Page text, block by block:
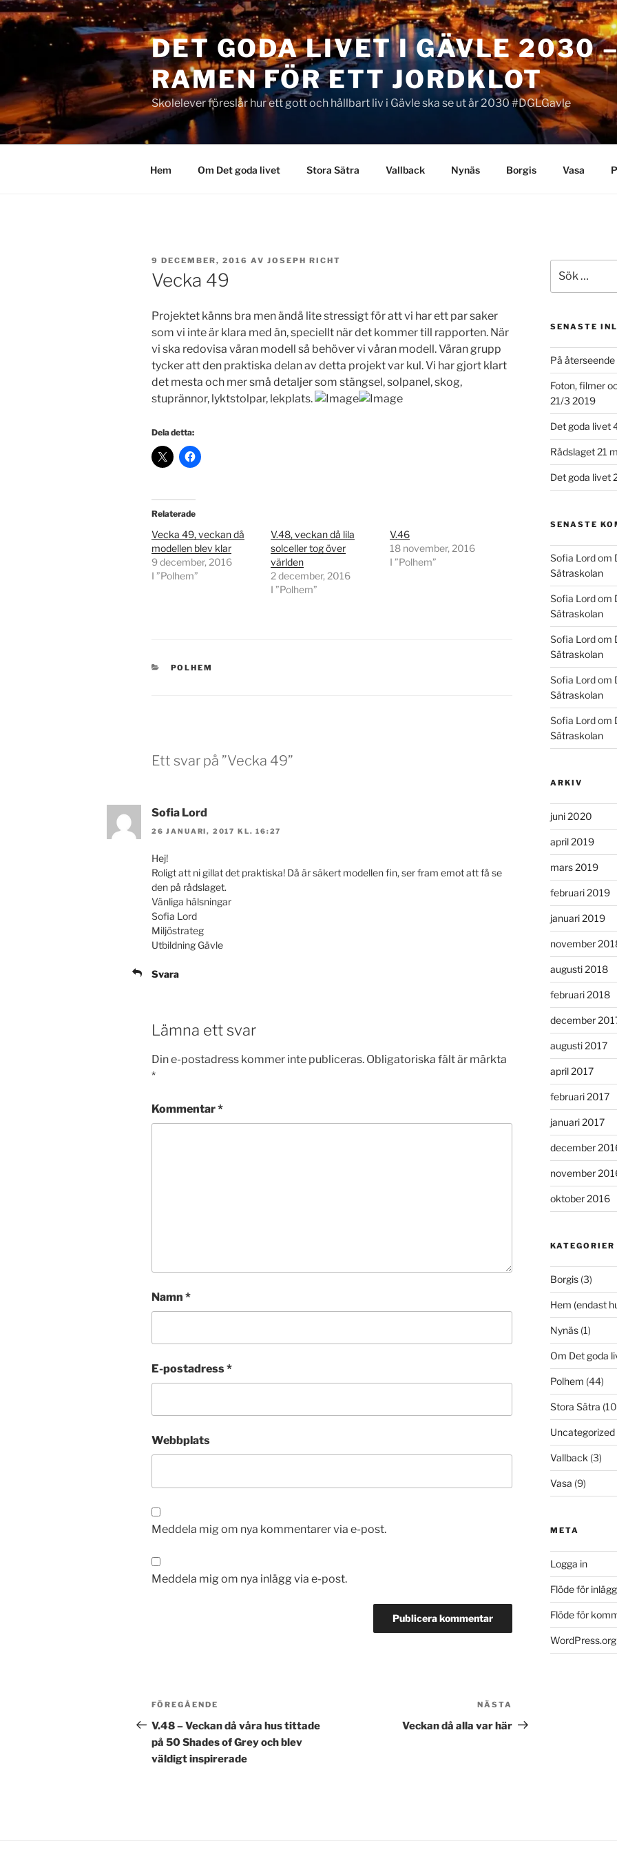
Hoppa
till
DET GODA LIVET I GÄVLE 2030
RAMEN FÖR ETT JORDKLOT
Skolelever föreslår hur ett gott och hållbart liv i Gävle ska se ut år 2030 #DGLGavle
Hem Om Det goda livet Stora Sätra Vallback Nynäs Borgis Vasa
PUBLICERAT
9 DECEMBER, 2016 AV JOSEPH RICHT
Vecka 49
Projektet känns bra men ändå lite stressigt för att vi har ett par saker
som vi inte är klara med än, speciellt när det kommer till rapporten. När
vi ska redovisa våran modell så behöver vi våran modell. Våran grupp
tycker att den praktiska delan av detta projekt var kul. Vi har gjort klart
det mesta och mer små detaljer som stängsel, solpanel, skog,
stuprännor, lyktstolpar, lekplats.
Dela detta:
Relaterade
Vecka 49, veckan då
modellen blev klar
9 december, 2016
I ”Polhem”
V.48, veckan då lila
solceller tog över
världen
2 december, 2016
I ”Polhem”
V.46
18 november, 2016
I ”Polhem”
KATEGORIER
POLHEM
Ett svar på ”Vecka 49”
Sofia Lord
26 JANUARI, 2017 KL. 16:27
Hej!
Roligt att ni gillat det praktiska! Då är säkert modellen fin, ser fram emot att få se
den på rådslaget.
Vänliga hälsningar
Sofia Lord
Miljöstrateg
Utbildning Gävle
Svara
Lämna ett svar
Din e-postadress kommer inte publiceras. Obligatoriska fält är märkta
*
Kommentar*
Namn *
E-postadress*
Webbplats
Meddela mig om nya kommentarer via e-post.
Meddela mig om nya inlägg via e-post.
Inläggsnavigering
Föregående
inlägg
FÖREGÅENDE
V.48 – Veckan då våra hus tittade
på 50 Shades of Grey och blev
väldigt inspirerade
inlägg
NÄSTA
Veckan då alla var här
efter:
SENASTE
På
Foton, filmer
21/3 2019
Det goda livet
Rådslaget 21
Det goda livet
SENASTE
Sofia Lordom
Sätraskolan
Sofia Lordom
Sätraskolan
Sofia Lordom
Sätraskolan
Sofia Lordom
Sätraskolan
Sofia Lordom
Sätraskolan
ARKIV
juni 2020
april 2019
mars 2019
februari 2019
januari 2019
november
augusti 2018
februari 2018
december
augusti 2017
april 2017
februari 2017
januari 2017
december
november
oktober 2016
KATEGORIER
Borgis(3)
Hem (endast
Nynäs(1)
Om Det goda
Polhem (44)
Stora Sätra
Uncategorized
Vallback (3)
Vasa (9)
META
Logga in
Flöde för inlägg
Flöde för
WordPress.org